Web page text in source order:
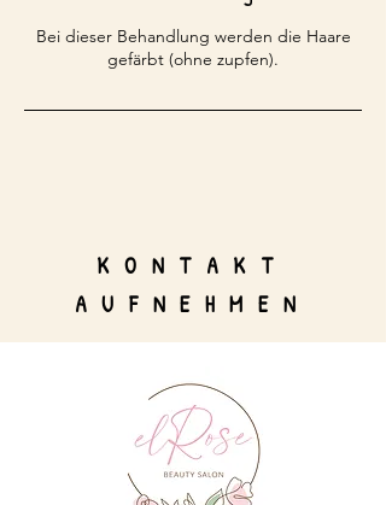
Bei dieser Behandlung werden die Haare
gefärbt (ohne zupfen).
KONTAKT
AUFNEHMEN